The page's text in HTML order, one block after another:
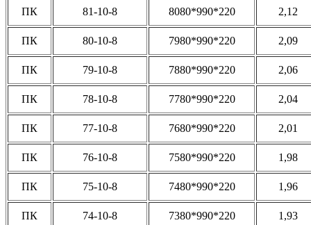
ПК 81-10-8 8080*990*220 2,12
ПК 80-10-8 7980*990*220 2,09
ПК 79-10-8 7880*990*220 2,06
ПК 78-10-8 7780*990*220 2,04
ПК 77-10-8 7680*990*220 2,01
ПК 76-10-8 7580*990*220 1,98
ПК 75-10-8 7480*990*220 1,96
ПК 74-10-8 7380*990*220 1,93